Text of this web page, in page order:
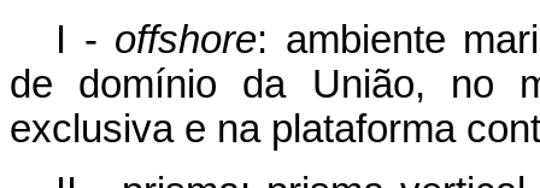
I - offshore: ambiente
de domínio da União, no
exclusiva e na plataforma